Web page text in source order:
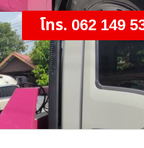
โทร. 062 149